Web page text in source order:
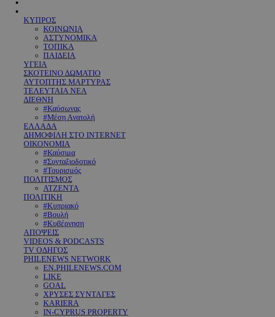
ΚΥΠΡΟΣ
ΚΟΙΝΩΝΙΑ
ΑΣΤΥΝΟΜΙΚΑ
ΤΟΠΙΚΑ
ΠΑΙΔΕΙΑ
ΥΓΕΙΑ
ΣΚΟΤΕΙΝΟ ΔΩΜΑΤΙΟ
ΑΥΤΟΠΤΗΣ ΜΑΡΤΥΡΑΣ
ΤΕΛΕΥΤΑΙΑ ΝΕΑ
ΔΙΕΘΝΗ
#Καύσωνας
#Μέση Ανατολή
ΕΛΛΑΔΑ
ΔΗΜΟΦΙΛΗ ΣΤΟ INTERNET
ΟΙΚΟΝΟΜΙΑ
#Καύσιμα
#Συνταξιοδοτικό
#Τουρισμός
ΠΟΛΙΤΙΣΜΟΣ
ΑΤΖΕΝΤΑ
ΠΟΛΙΤΙΚΗ
#Κυπριακό
#Βουλή
#Κυβέρνηση
ΑΠΟΨΕΙΣ
VIDEOS & PODCASTS
TV ΟΔΗΓΟΣ
PHILENEWS NETWORK
EN.PHILENEWS.COM
LIKE
GOAL
ΧΡΥΣΕΣ ΣΥΝΤΑΓΕΣ
KARIERA
IN-CYPRUS PROPERTY